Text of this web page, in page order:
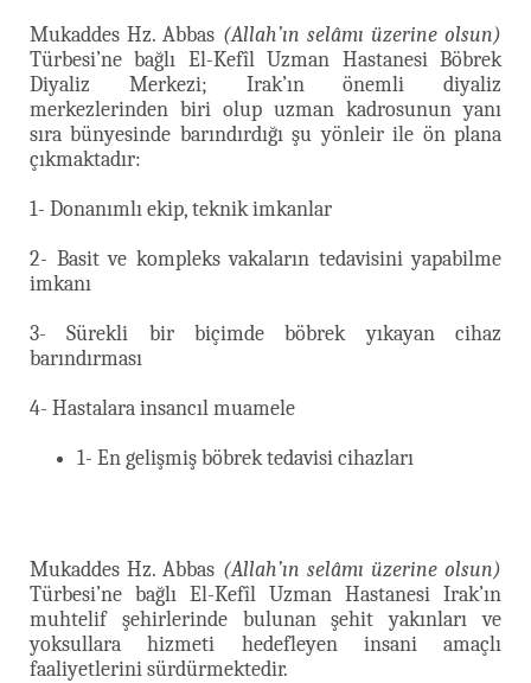
Mukaddes Hz. Abbas (Allah’ın selâmı üzerine olsun)
Türbesi’ne bağlı El-Kefîl Uzman Hastanesi Böbrek
Diyaliz Merkezi; Irak’ın önemli diyaliz
merkezlerinden biri olup uzman kadrosunun yanı
sıra bünyesinde barındırdığı şu yönleir ile ön plana
çıkmaktadır:
1- Donanımlı ekip, teknik imkanlar
2- Basit ve kompleks vakaların tedavisini yapabilme
imkanı
3- Sürekli bir biçimde böbrek yıkayan cihaz
barındırması
4- Hastalara insancıl muamele
1- En gelişmiş böbrek tedavisi cihazları
Mukaddes Hz. Abbas (Allah’ın selâmı üzerine olsun)
Türbesi’ne bağlı El-Kefîl Uzman Hastanesi Irak’ın
muhtelif şehirlerinde bulunan şehit yakınları ve
yoksullara hizmeti hedefleyen insani amaçlı
faaliyetlerini sürdürmektedir.